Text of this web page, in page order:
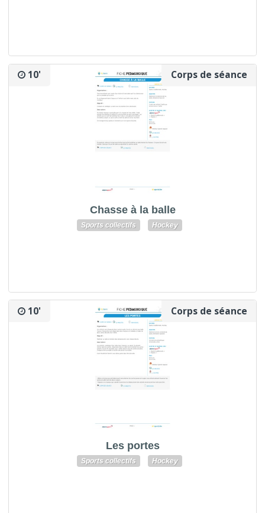
Corps de séance
10'
Chasse à la balle
Sports collectifs Hockey
Corps de séance
10'
Les portes
Sports collectifs Hockey